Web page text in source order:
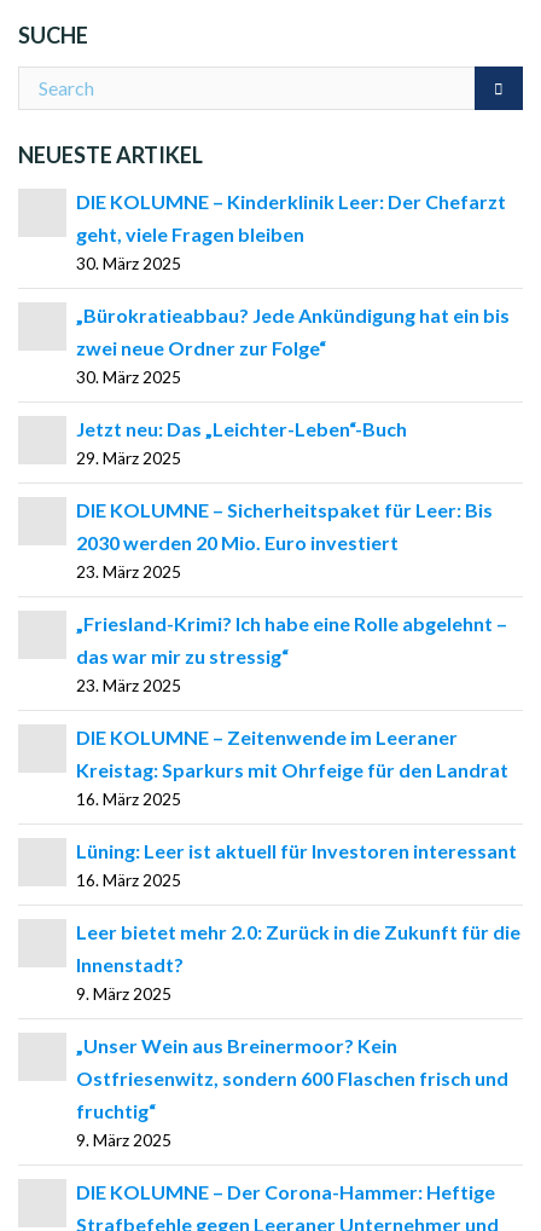
SUCHE
NEUESTE ARTIKEL
DIE KOLUMNE – Kinderklinik Leer: Der Chefarzt
geht, viele Fragen bleiben
30. März 2025
„Bürokratieabbau? Jede Ankündigung hat ein bis
zwei neue Ordner zur Folge“
30. März 2025
Jetzt neu: Das „Leichter-Leben“-Buch
29. März 2025
DIE KOLUMNE – Sicherheitspaket für Leer: Bis
2030 werden 20 Mio. Euro investiert
23. März 2025
„Friesland-Krimi? Ich habe eine Rolle abgelehnt –
das war mir zu stressig“
23. März 2025
DIE KOLUMNE – Zeitenwende im Leeraner
Kreistag: Sparkurs mit Ohrfeige für den Landrat
16. März 2025
Lüning: Leer ist aktuell für Investoren interessant
16. März 2025
Leer bietet mehr 2.0: Zurück in die Zukunft für die
Innenstadt?
9. März 2025
„Unser Wein aus Breinermoor? Kein
Ostfriesenwitz, sondern 600 Flaschen frisch und
fruchtig“
9. März 2025
DIE KOLUMNE – Der Corona-Hammer: Heftige
Strafbefehle gegen Leeraner Unternehmer und